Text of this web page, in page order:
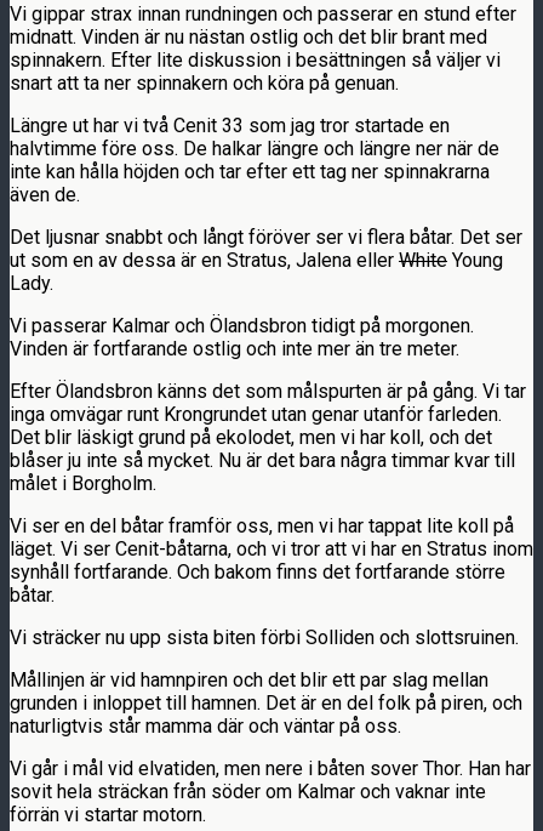
Vi gippar strax innan rundningen och passerar en stund efter
midnatt. Vinden är nu nästan ostlig och det blir brant med
spinnakern. Efter lite diskussion i besättningen så väljer vi
snart att ta ner spinnakern och köra på genuan.
Längre ut har vi två Cenit 33 som jag tror startade en
halvtimme före oss. De halkar längre och längre ner när de
inte kan hålla höjden och tar efter ett tag ner spinnakrarna
även de.
Det ljusnar snabbt och långt föröver ser vi flera båtar. Det ser
ut som en av dessa är en Stratus, Jalena eller White Young
Lady.
Vi passerar Kalmar och Ölandsbron tidigt på morgonen.
Vinden är fortfarande ostlig och inte mer än tre meter.
Efter Ölandsbron känns det som målspurten är på gång. Vi tar
inga omvägar runt Krongrundet utan genar utanför farleden.
Det blir läskigt grund på ekolodet, men vi har koll, och det
blåser ju inte så mycket. Nu är det bara några timmar kvar till
målet i Borgholm.
Vi ser en del båtar framför oss, men vi har tappat lite koll på
läget. Vi ser Cenit-båtarna, och vi tror att vi har en Stratus inom
synhåll fortfarande. Och bakom finns det fortfarande större
båtar.
Vi sträcker nu upp sista biten förbi Solliden och slottsruinen.
Mållinjen är vid hamnpiren och det blir ett par slag mellan
grunden i inloppet till hamnen. Det är en del folk på piren, och
naturligtvis står mamma där och väntar på oss.
Vi går i mål vid elvatiden, men nere i båten sover Thor. Han har
sovit hela sträckan från söder om Kalmar och vaknar inte
förrän vi startar motorn.